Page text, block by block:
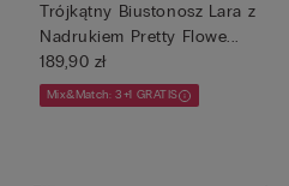
Trójkątny Biustonosz Lara z
Nadrukiem Pretty Flowe...
189,90 zł
Mix&Match: 3+1 GRATIS